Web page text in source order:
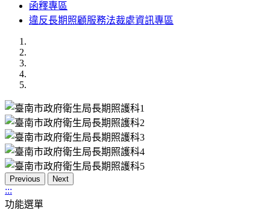
函釋專區
違反長期照顧服務法裁處資訊專區
Previous Next
:::
功能選單